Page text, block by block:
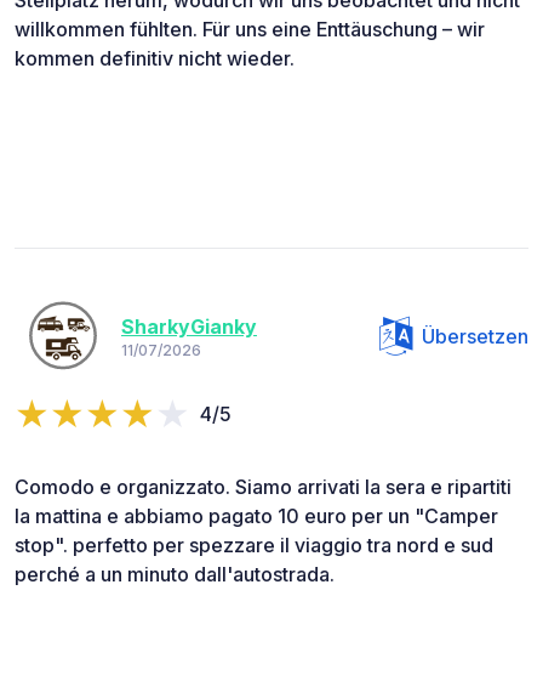
willkommen fühlten. Für uns eine Enttäuschung – wir
kommen definitiv nicht wieder.
SharkyGianky
11/07/2026
Übersetzen
4/5
Comodo e organizzato. Siamo arrivati la sera e ripartiti
la mattina e abbiamo pagato 10 euro per un "Camper
stop". perfetto per spezzare il viaggio tra nord e sud
perché a un minuto dall'autostrada.